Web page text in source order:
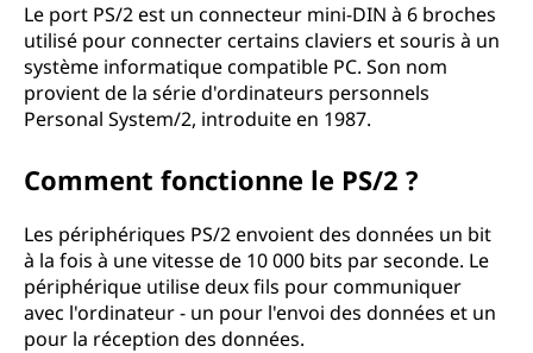
Le port PS/2 est un connecteur mini-DIN à 6 broches
utilisé pour connecter certains claviers et souris à un
système informatique compatible PC. Son nom
provient de la série d'ordinateurs personnels
Personal System/2, introduite en 1987.
Comment fonctionne le PS/2 ?
Les périphériques PS/2 envoient des données un bit
à la fois à une vitesse de 10 000 bits par seconde. Le
périphérique utilise deux fils pour communiquer
avec l'ordinateur - un pour l'envoi des données et un
pour la réception des données.